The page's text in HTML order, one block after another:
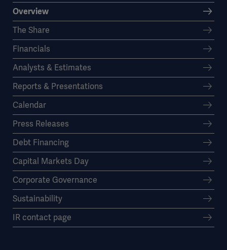
Overview
The Share
Financials
Analysts & Estimates
Reports & Presentations
Calendar
Press Releases
Debt Financing
Capital Markets Day
Corporate Governance
Sustainability
IR contact page